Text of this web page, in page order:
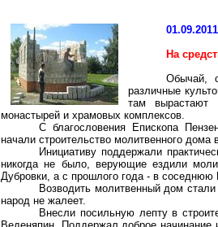
01.09.2011
На
Обычай,
различные
там вырастают
монастырей и храмовых комплексов.
С благословения Епископа
начали строительство молитвенного
Инициативу поддержали
никогда не было, верующие ездили
Дубровки, а с прошлого года - в соседнюю
Возводить молитвенный дом
народ не жалеет.
Внесли посильную лепту в